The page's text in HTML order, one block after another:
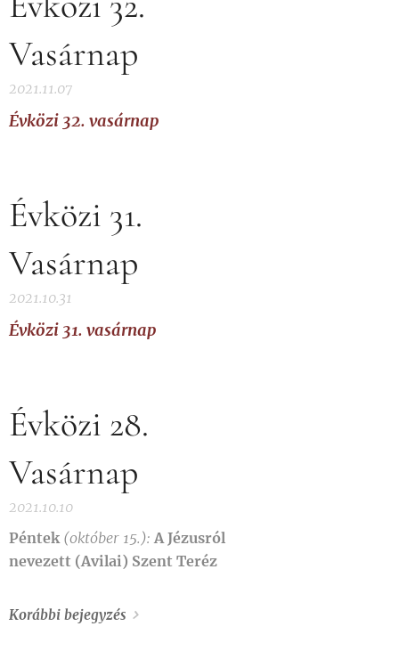
Vasárnap
2021.11.07
Évközi 32. vasárnap
Évközi 31.
Vasárnap
2021.10.31
Évközi 31. vasárnap
Évközi 28.
Vasárnap
2021.10.10
Péntek (október 15.):A Jézusról
nevezett (Avilai) Szent Teréz
Korábbi bejegyzés